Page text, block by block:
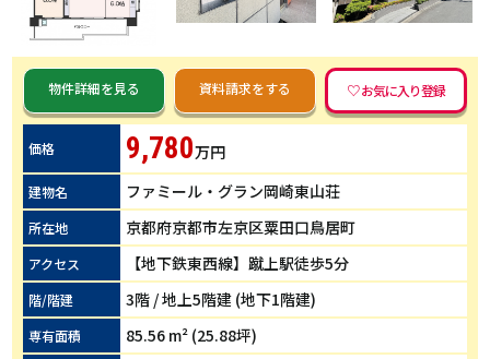
物件詳細を見る 資料請求をする
価格 9,780万円
建物名 ファミール・グラン岡崎東山荘
所在地 京都府京都市左京区粟田口鳥居町
アクセス 【地下鉄東西線】蹴上駅徒歩5分
階/階建 3階 / 地上5階建 (地下1階建)
専有面積 85.56 m² (25.88坪)